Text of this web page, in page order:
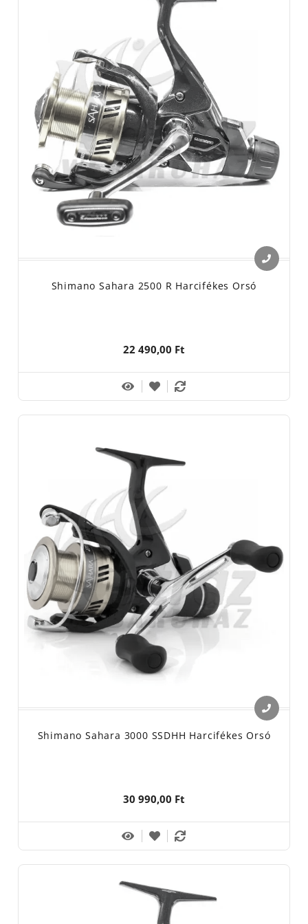
Shimano Sahara 2500 R Harcifékes Orsó
22 490,00 Ft
Shimano Sahara 3000 SSDHH Harcifékes Orsó
30 990,00 Ft